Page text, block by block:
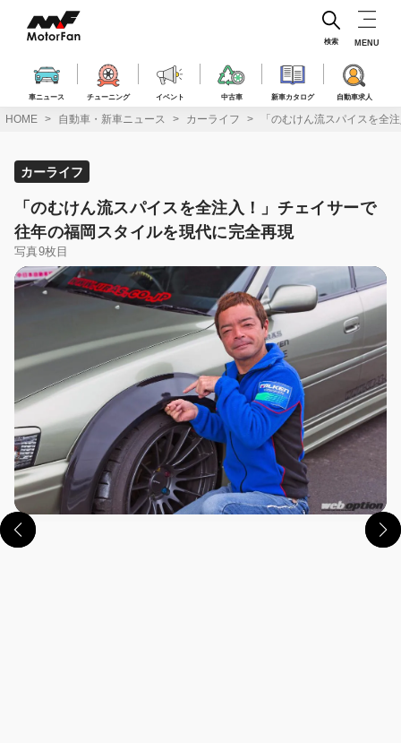
ス
車ニュース チューニング イベント 中古車 新車カタログ 自動車求人
検索 MENU
HOME 自動車・新車ニュース カーライフ 「のむけん流スパイスを全
カーライフ
「のむけん流スパイスを全注入！」チェイサーで
往年の福岡スタイルを現代に完全再現
写真9枚目